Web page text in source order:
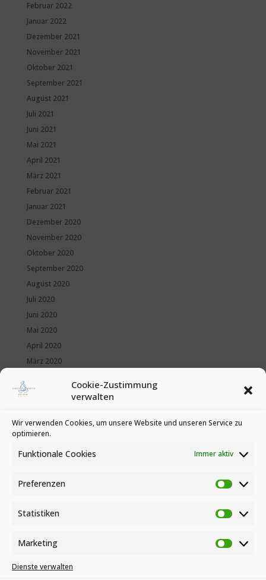
Cookie-Zustimmung
verwalten
Wir verwenden Cookies, um unsere Website und unseren Service zu
optimieren.
Funktionale Cookies Immer aktiv
Preferenzen
Statistiken
Marketing
Marketing
Dienste verwalten
Februar 2022
Januar 2022
Dezember 2021
November 2021
Oktober 2021
September 2021
August 2021
Juli 2021
Juni 2021
Mai 2021
April 2021
März 2021
Februar 2021
Januar 2021
Dezember 2020
November 2020
Oktober 2020
September 2020
August 2020
Juli 2020
Juni 2020
Mai 2020
April 2020
März 2020
Januar 2020
Kategorien
News
Veranstaltungen